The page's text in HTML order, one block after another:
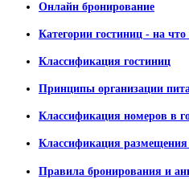
Онлайн бронирование
Категории гостиниц - на что
Классификация гостиниц
Принципы организации
Классификация номеров в
Классификация размещения
Правила бронирования и